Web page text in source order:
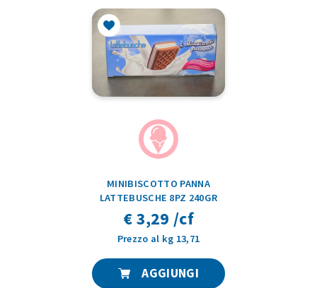
MINIBISCOTTO PANNA
LATTEBUSCHE 8PZ 240GR
€ 3,29 /cf
Prezzo al kg 13,71
AGGIUNGI